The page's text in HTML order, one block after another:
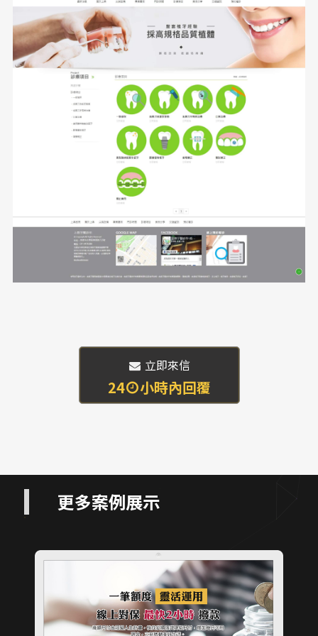
立即來信
24 小時內回覆
更多案例展示